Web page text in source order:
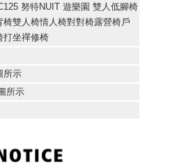
努特NUIT 遊樂園 雙人低腳椅
椅雙人椅情人椅對對椅露營椅戶
打坐禪修椅
所示
所示